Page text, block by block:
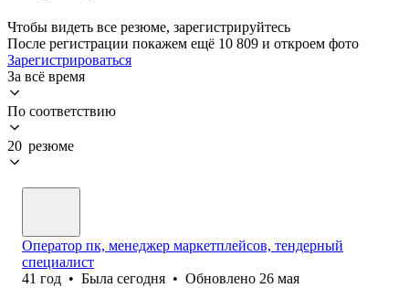
Чтобы видеть все резюме, зарегистрируйтесь
После регистрации покажем ещё 10 809 и откроем фото
Зарегистрироваться
За всё время
По соответствию
20 резюме
Оператор пк, менеджер маркетплейсов, тендерный
специалист
41 год • Была сегодня • Обновлено 26 мая